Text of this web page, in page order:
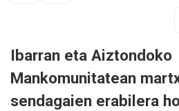
Ibarran eta Aiztondoko
Mankomunitatean
sendagaien erabilera